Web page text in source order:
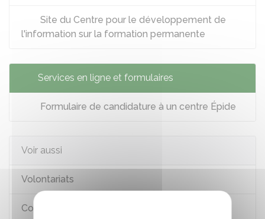
Site du Centre pour le développement de
l'information sur la formation permanente
Services en ligne et formulaires
Formulaire de candidature à un centre Épide
Voir aussi
Volontariats
Contrats d'insertion